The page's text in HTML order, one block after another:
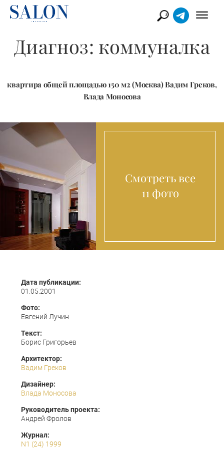
Диагноз: коммуналка
квартира общей площадью 150 м2 (Москва) Вадим Греков,
Влада Моносова
Смотреть все
11 фото
Дата публикации:
01.05.2001
Фото:
Евгений Лучин
Текст:
Борис Григорьев
Архитектор:
Вадим Греков
Дизайнер:
Влада Моносова
Руководитель проекта:
Андрей Фролов
Журнал:
N1 (24) 1999